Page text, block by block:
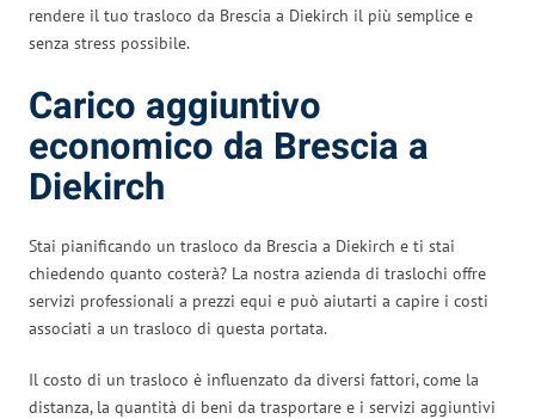
rendere il tuo trasloco da Brescia a Diekirch il più semplice e
senza stress possibile.
Carico aggiuntivo
economico da Brescia a
Diekirch
Stai pianificando un trasloco da Brescia a Diekirch e ti stai
chiedendo quanto costerà? La nostra azienda di traslochi offre
servizi professionali a prezzi equi e può aiutarti a capire i costi
associati a un trasloco di questa portata.
Il costo di un trasloco è influenzato da diversi fattori, come la
distanza, la quantità di beni da trasportare e i servizi aggiuntivi